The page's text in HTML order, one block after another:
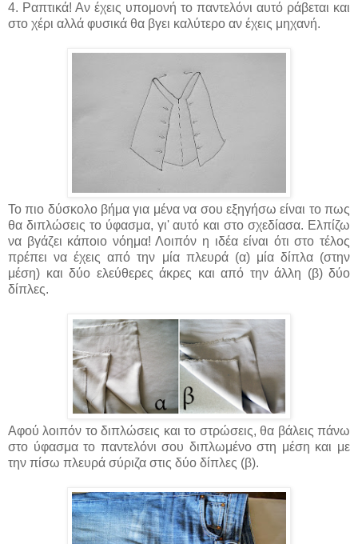
4. Ραπτικά! Αν έχεις υπομονή το παντελόνι αυτό ράβεται και
στο χέρι αλλά φυσικά θα βγει καλύτερο αν έχεις μηχανή.
Το πιο δύσκολο βήμα για μένα να σου εξηγήσω είναι το πως
θα διπλώσεις το ύφασμα, γι' αυτό και στο σχεδίασα. Ελπίζω
να βγάζει κάποιο νόημα! Λοιπόν η ιδέα είναι ότι στο τέλος
πρέπει να έχεις από την μία πλευρά (α) μία δίπλα (στην
μέση) και δύο ελεύθερες άκρες και από την άλλη (β) δύο
δίπλες.
Αφού λοιπόν το διπλώσεις και το στρώσεις, θα βάλεις πάνω
στο ύφασμα το παντελόνι σου διπλωμένο στη μέση και με
την πίσω πλευρά σύριζα στις δύο δίπλες (β).